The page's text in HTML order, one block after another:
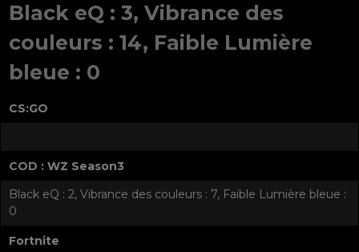
Black eQ : 3, Vibrance des
couleurs : 14, Faible Lumière
bleue : 0
CS:GO
COD : WZ Season3
Black eQ : 2, Vibrance des couleurs : 7, Faible Lumière bleue :
0
Fortnite